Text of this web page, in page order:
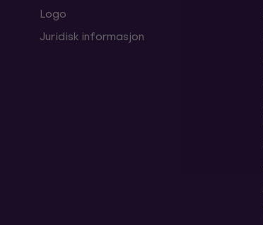
Logo
Juridisk informasjon